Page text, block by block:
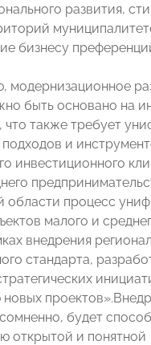
развития,
бизнесу
модернизационное
быть основано на
что также требует
подходов и
инвестиционного
области процесс
малого и
внедрения
стандарта,
будет
открытой и понятной